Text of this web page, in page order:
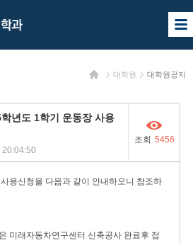
사
이
열
홈 대학원 대학원공지
년도 1학기 운동장 사용
조회 5456
용신청을 다음과 같이 안내하오니 참조하
차연구센터 신축공사 완료후 접